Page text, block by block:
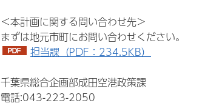
＜本計画に関する問い合わせ先＞
まずは地元市町にお問い合わせください。
担当課（PDF：234.5KB）
千葉県総合企画部成田空港政策課
電話:043-223-2050